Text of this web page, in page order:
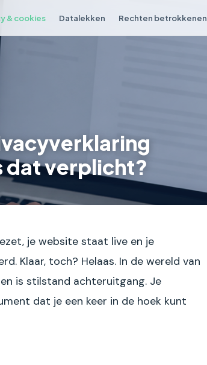
& cookies Datalekken Rechten betrokkenen
dat verplicht?
je website staat live en je
Klaar, toch? Helaas. In de wereld van
is stilstand achteruitgang. Je
dat je een keer in de hoek kunt